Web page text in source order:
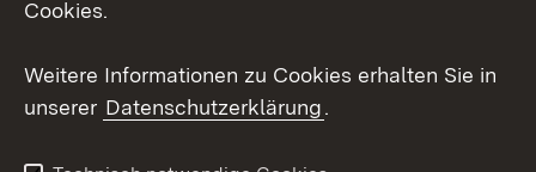
Youtube
Kontakt
Datenschutz
Cookies.
Weitere Informationen zu Cookies erhalten Sie in
unserer Datenschutzerklärung.